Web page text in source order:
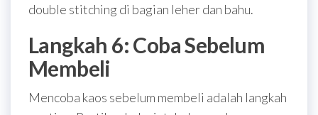
double stitching di bagian leher dan bahu.
Langkah 6: Coba Sebelum
Membeli
Mencoba kaos sebelum membeli adalah langkah